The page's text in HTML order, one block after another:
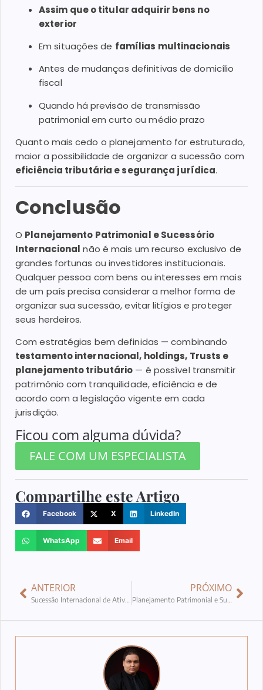
Assim que o titular adquirir bens no
exterior
Em situações de famílias multinacionais
Antes de mudanças definitivas de domicílio
fiscal
Quando há previsão de transmissão
patrimonial em curto ou médio prazo
Quanto mais cedo o planejamento for estruturado,
maior a possibilidade de organizar a sucessão com
eficiência tributária e segurança jurídica.
Conclusão
O Planejamento Patrimonial e Sucessório
Internacional não é mais um recurso exclusivo de
grandes fortunas ou investidores institucionais.
Qualquer pessoa com bens ou interesses em mais
de um país precisa considerar a melhor forma de
organizar sua sucessão, evitar litígios e proteger
seus herdeiros.
Com estratégias bem definidas — combinando
testamento internacional, holdings, Trusts e
planejamento tributário — é possível transmitir
patrimônio com tranquilidade, eficiência e de
acordo com a legislação vigente em cada
jurisdição.
Ficou com alguma dúvida?
FALE COM UM ESPECIALISTA
Compartilhe este Artigo
Facebook X LinkedIn
WhatsApp Email
ANTERIOR
Sucessão Internacional de Ativos Digitais: Como Proteger e Transferir Criptoativos, Licenças e Contas Virtuais no Planejamento Patrimonial Global
PRÓXIMO
Planejamento Patrimonial e Sucessório Internacional: Como Evitar Bitributação na Transmissão de Bens no Exterior